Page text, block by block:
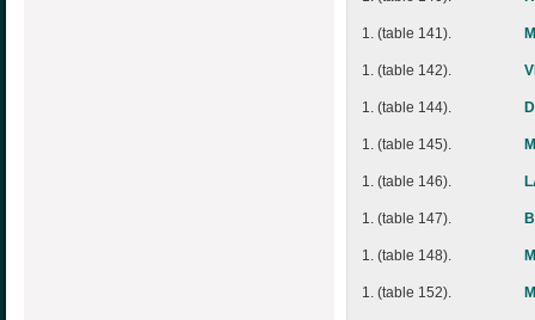
1. (table 141).
1. (table 142).
1. (table 144).
1. (table 145).
1. (table 146).
1. (table 147).
1. (table 148).
1. (table 152).